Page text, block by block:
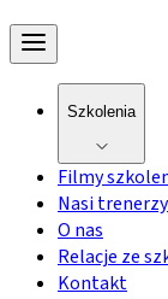
Szkolenia
Filmy
Nasi trenerzy
O nas
Relacje ze
Kontakt